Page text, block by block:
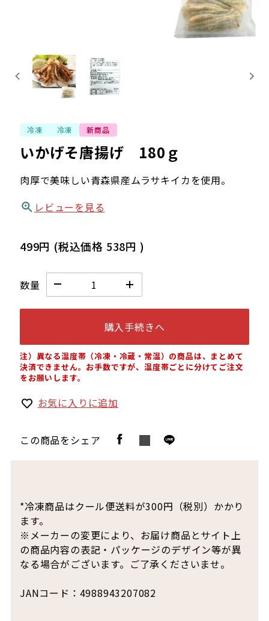
いかげそ唐揚げ 180ｇ
肉厚で美味しい青森県産ムラサキイカを使用。
レビューを見る
499円 (税込価格 538円 )
数量
購入手続きへ
注）異なる温度帯（冷凍・冷蔵・常温）の商品は、まとめて
決済できません。お手数ですが、温度帯ごとに分けてご注文
をお願いします。
お気に入りに追加
この商品をシェア
冷凍 冷凍 新商品
*冷凍商品はクール便送料が300円（税別）かかり
ます。
※メーカーの変更により、お届け商品とサイト上
の商品内容の表記・パッケージのデザイン等が異
なる場合がございます。ご了承くださいませ。
JANコード：4988943207082